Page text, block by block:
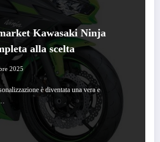
Kawasaki Ninja
alla scelta
2025
è diventata una vera e